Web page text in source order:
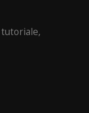
tutoriale,